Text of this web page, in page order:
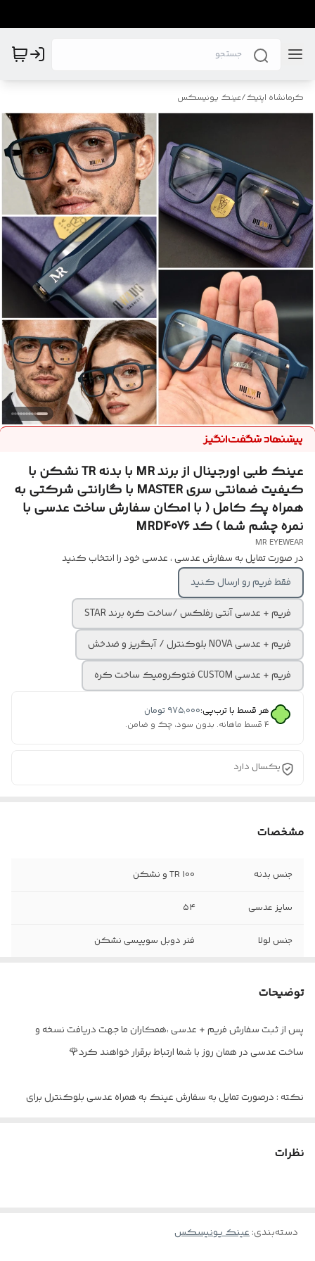
کرمانشاه اپتیک/عینک یونیسکس
عینک طبی اورجینال از برند MR با بدنه TR نشکن با
کیفیت ضمانتی سری MASTER با گارانتی شرکتی به
همراه پک کامل ( با امکان سفارش ساخت عدسی با
نمره چشم شما ) کد MRD4076
MR EYEWEAR
در صورت تمایل به سفارش عدسی ، عدسی خود را انتخاب کنید
فقط فریم رو ارسال کنید
فریم + عدسی آنتی رفلکس /ساخت کره برند STAR
فریم + عدسی NOVA بلوکنترل / آبگریز و ضدخش
فریم + عدسی CUSTOM فتوکرومیک ساخت کره
هر قسط با ترب‌پی:۹۷۵٬۰۰۰ تومان
۴ قسط ماهانه. بدون سود، چک و ضامن.
یکسال دارد
مشخصات
جنس بدنه TR 100 و نشکن
سایز عدسی ۵۴
جنس لولا فنر دوبل سوییسی نشکن
پک کامل
توضیحات
پس از ثبت سفارش فریم + عدسی ،همکاران ما جهت دریافت نسخه و
ساخت عدسی در همان روز با شما ارتباط برقرار خواهند کرد🌹
نکته : درصورت تمایل به سفارش عینک به همراه عدسی بلوکنترل برای
نظرات
دسته‌بندی:عینک یونیسکس